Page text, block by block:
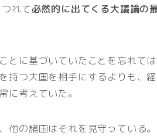
れて必然的に出てくる大議論の
ことに基づいていたことを忘れて
持つ大国を相手にするよりも、
に考えていた。
他の諸国はそれを見守っている。